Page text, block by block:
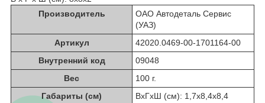
Производитель
ОАО Автодеталь Сервис
(УАЗ)
Артикул
42020.0469-00-1701164-00
Внутренний код
09048
Вес
100 г.
Габариты (см)
ВхГхШ (см): 1,7х8,4х8,4